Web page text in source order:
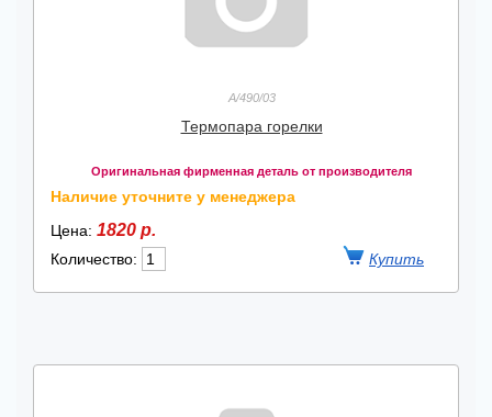
A/490/03
Термопара горелки
Оригинальная фирменная деталь от производителя
Наличие уточните у менеджера
Цена: 1820 р.
Количество: